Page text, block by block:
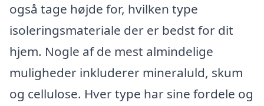
også tage højde for, hvilken type
isoleringsmateriale der er bedst for dit
hjem. Nogle af de mest almindelige
muligheder inkluderer mineraluld, skum
og cellulose. Hver type har sine fordele og